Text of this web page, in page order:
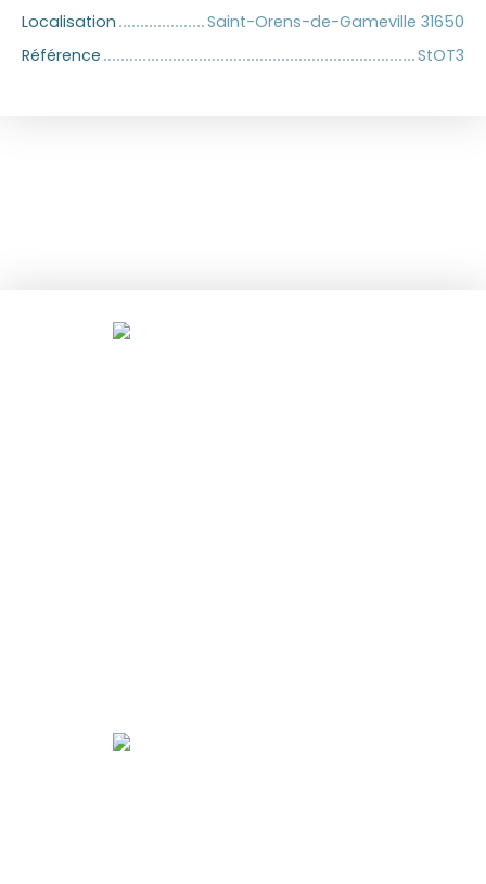
Localisation
Saint-Orens-de-Gameville 31650
Référence
StOT3